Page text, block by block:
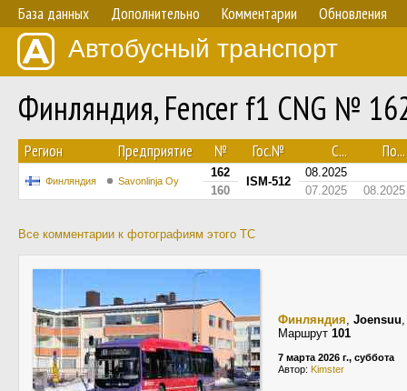
База данных Дополнительно Комментарии Обновления
Автобусный транспорт
Финляндия, Fencer f1 CNG №
Регион Предприятие № Гос.№ С... По...
Финляндия Savonlinja Oy
162
ISM-512
08.2025
160
07.2025 08.2025
Все комментарии к фотографиям этого ТС
Финляндия, Joensuu
Маршрут 101
7 марта 2026 г., суббота
Автор: Kimster